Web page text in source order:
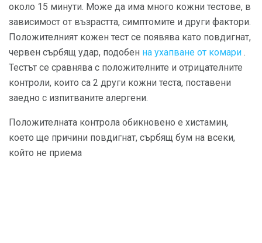
около 15 минути. Може да има много кожни тестове, в
зависимост от възрастта, симптомите и други фактори.
Положителният кожен тест се появява като повдигнат,
червен сърбящ удар, подобен на ухапване от комари .
Тестът се сравнява с положителните и отрицателните
контроли, които са 2 други кожни теста, поставени
заедно с изпитваните алергени.
Положителната контрола обикновено е хистамин,
което ще причини повдигнат, сърбящ бум на всеки,
който не приема